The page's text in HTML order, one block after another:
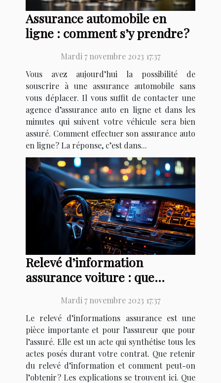
Assurance automobile en
ligne : comment s’y prendre ?
Mardi 7 novembre 2023 17:37
Vous avez aujourd’hui la possibilité de
souscrire à une assurance automobile sans
vous déplacer. Il vous suffit de contacter une
agence d’assurance auto en ligne et dans les
minutes qui suivent votre véhicule sera bien
assuré. Comment effectuer son assurance auto
en ligne ? La réponse, c’est dans...
Relevé d’information
assurance voiture : que
Mardi 7 novembre 2023 17:37
Le relevé d’informations assurance est une
pièce importante et pour l’assureur que pour
l’assuré. Elle est un acte qui synthétise tous les
actes posés durant votre contrat. Que retenir
du relevé d’information et comment peut-on
l’obtenir ? Les explications se trouvent ici. Que